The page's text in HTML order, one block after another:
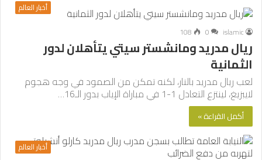
أخبار العالم
islamic
0
108
ريال مدريد ومانشستر سيتي يتأهلان لدور
الثمانية
لعب ريال مدريد بالنار، لكنه تمكن من الصمود في وجه هجوم
لايبزيغ، لينتزع التعادل 1-1 في مباراة الإياب بدور الـ16…
أكمل القراءة »
أخبار العالم